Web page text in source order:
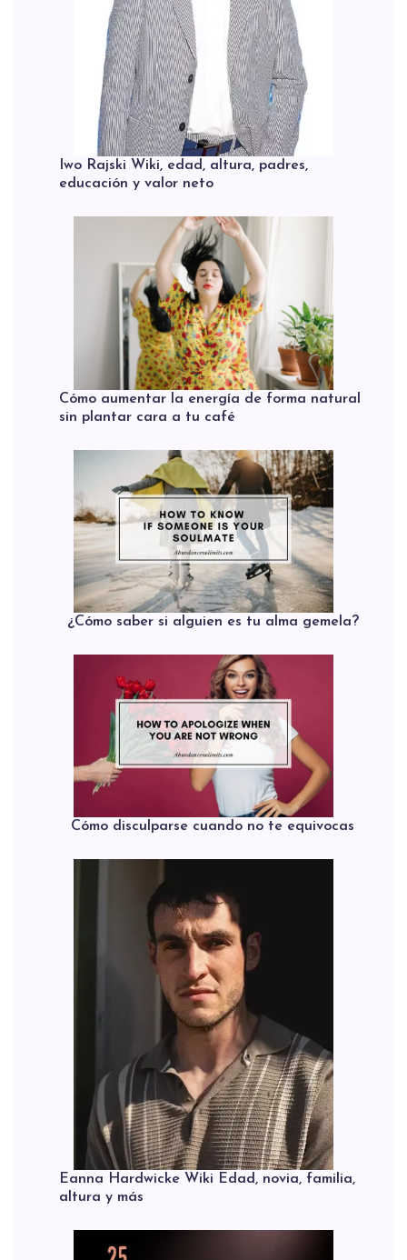
Iwo Rajski Wiki, edad, altura, padres,
educación y valor neto
Cómo aumentar la energía de forma natural
sin plantar cara a tu café
¿Cómo saber si alguien es tu alma gemela?
Cómo disculparse cuando no te equivocas
Eanna Hardwicke Wiki Edad, novia, familia,
altura y más